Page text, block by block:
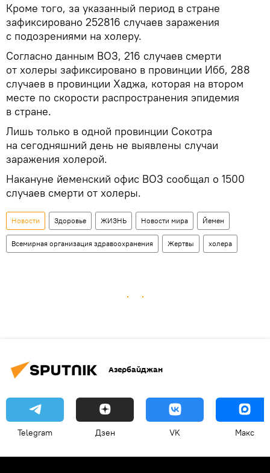
Кроме того, за указанный период в стране
зафиксировано 252816 случаев заражения
с подозрениями на холеру.
Согласно данным ВОЗ, 216 случаев смерти
от холеры зафиксировано в провинции Ибб, 288
случаев в провинции Хаджа, которая на втором
месте по скорости распространения эпидемия
в стране.
Лишь только в одной провинции Сокотра
на сегодняшний день не выявлены случаи
заражения холерой.
Накануне йеменский офис ВОЗ сообщал о 1500
случаев смерти от холеры.
Новости Здоровье ЖИЗНЬ Новости мира Йемен
Всемирная организация здравоохранения Жертвы холера
Азербайджан
Telegram Дзен VK Макс